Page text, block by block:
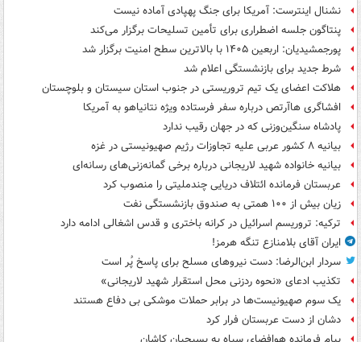
نشنال اینترست: آمریکا برای جنگ پهپادی آماده نیست
پنتاگون جلسه اضطراری برای تأمین تسلیحات برگزار می‌کند
پورجمشیدیان: اربعین ۱۴۰۵ با بالاترین سطح امنیت برگزار شد
شرط جدید برای بازنشستگی اعلام شد
هلاکت اعضای یک تیم تروریستی در جنوب استان سیستان و بلوچستان
افشاگری هاآرتص درباره سفر فرستاده ویژه نتانیاهو به آمریکا
پادشاه سنگین‌وزنی که در جهان رقیب ندارد
بیانیه ۸ کشور عربی علیه تجاوزات رژیم صهیونیستی در غزه
بیانیه خانواده شهید لاریجانی درباره برخی گمانه‌زنی‌های رسانه‌ای
عربستان فرمانده ائتلاف دریایی چندملیتی را منصوب کرد
زیان بیش از ۱۰۰ همتی به صندوق‌ بازنشستگی نفت
ترکیه: تروریسم اسرائیل در کرانه باختری و قدس اشغالی ادامه دارد
ایران آقای بلامنازع تنگه هرمز!
سردار ابن‌الرضا: دست نیروهای مسلح برای پاسخ پُر است
تکذیب ادعای «نحوه ردزنی محل استقرار شهید لاریجانی»
یک‌ سوم صهیونیست‌ها در برابر حملات موشکی بی دفاع هستند
دشان از دست عربستان فرار کرد
پیام فرمانده هوافضای سپاه به بسیجیان کاشان